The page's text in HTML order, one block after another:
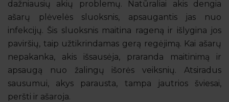
dažniausių akių problemų. Natūraliai akis dengia
ašarų plėvelės sluoksnis, apsaugantis jas nuo
infekcijų. Šis sluoksnis maitina rageną ir išlygina jos
paviršių, taip užtikrindamas gerą regėjimą. Kai ašarų
nepakanka, akis išsausėja, praranda maitinimą ir
apsaugą nuo žalingų išorės veiksnių. Atsiradus
sausumui, akys parausta, tampa jautrios šviesai,
peršti ir ašaroja.